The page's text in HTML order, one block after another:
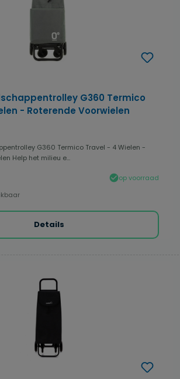
G360 Termico
- Roterende Voorwielen
G360 Termico Travel - 4 Wielen -
Roterende Voorwielen Help het milieu e...
op voorraad
Details